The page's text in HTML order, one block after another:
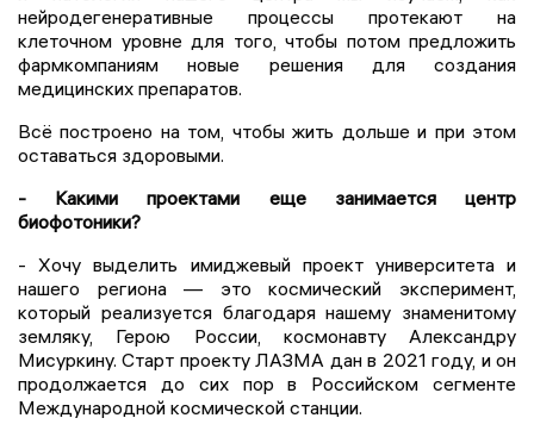
нейродегенеративные процессы протекают на
клеточном уровне для того, чтобы потом предложить
фармкомпаниям новые решения для создания
медицинских препаратов.
Всё построено на том, чтобы жить дольше и при этом
оставаться здоровыми.
- Какими проектами еще занимается центр
биофотоники?
- Хочу выделить имиджевый проект университета и
нашего региона — это космический эксперимент,
который реализуется благодаря нашему знаменитому
земляку, Герою России, космонавту Александру
Мисуркину. Старт проекту ЛАЗМА дан в 2021 году, и он
продолжается до сих пор в Российском сегменте
Международной космической станции.